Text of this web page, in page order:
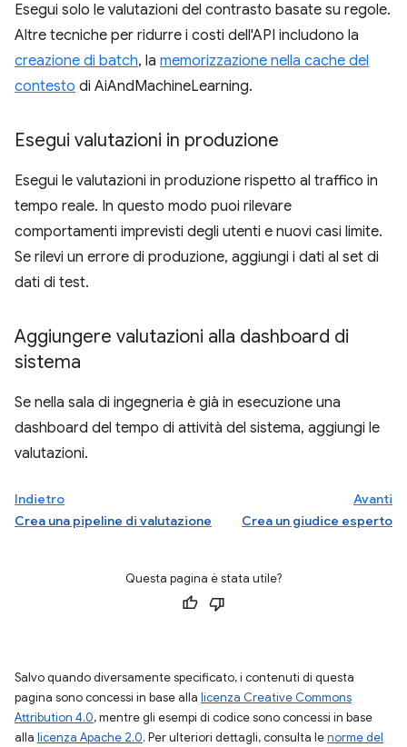
Esegui solo le valutazioni del contrasto basate su regole.
Altre tecniche per ridurre i costi dell'API includono la
creazione di batch, la memorizzazione nella cache del
contesto di AiAndMachineLearning.
Esegui valutazioni in produzione
Esegui le valutazioni in produzione rispetto al traffico in
tempo reale. In questo modo puoi rilevare
comportamenti imprevisti degli utenti e nuovi casi limite.
Se rilevi un errore di produzione, aggiungi i dati al set di
dati di test.
Aggiungere valutazioni alla dashboard di
sistema
Se nella sala di ingegneria è già in esecuzione una
dashboard del tempo di attività del sistema, aggiungi le
valutazioni.
Indietro
Crea una pipeline di valutazione
Avanti
Crea un giudice esperto
Questa pagina è stata utile?
Salvo quando diversamente specificato, i contenuti di questa
pagina sono concessi in base alla licenza Creative Commons
Attribution 4.0, mentre gli esempi di codice sono concessi in base
alla licenza Apache 2.0. Per ulteriori dettagli, consulta lenorme del